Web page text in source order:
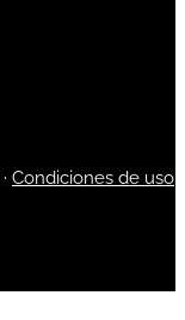
· Condiciones de uso